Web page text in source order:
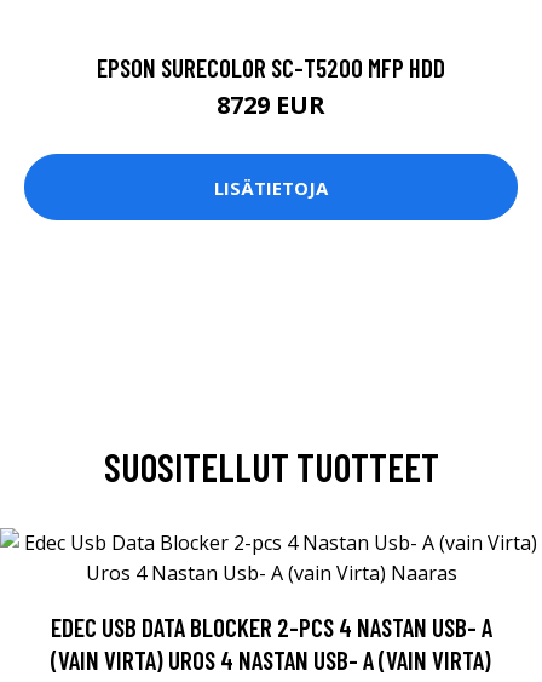
EPSON SURECOLOR SC-T5200 MFP HDD
8729 EUR
LISÄTIETOJA
SUOSITELLUT TUOTTEET
EDEC USB DATA BLOCKER 2-PCS 4 NASTAN USB- A
(VAIN VIRTA) UROS 4 NASTAN USB- A (VAIN VIRTA)